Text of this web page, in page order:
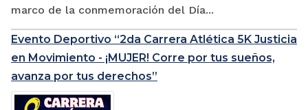
marco de la conmemoración del Día...
Evento Deportivo “2da Carrera Atlética 5K Justicia
en Movimiento - ¡MUJER! Corre por tus sueños,
avanza por tus derechos”